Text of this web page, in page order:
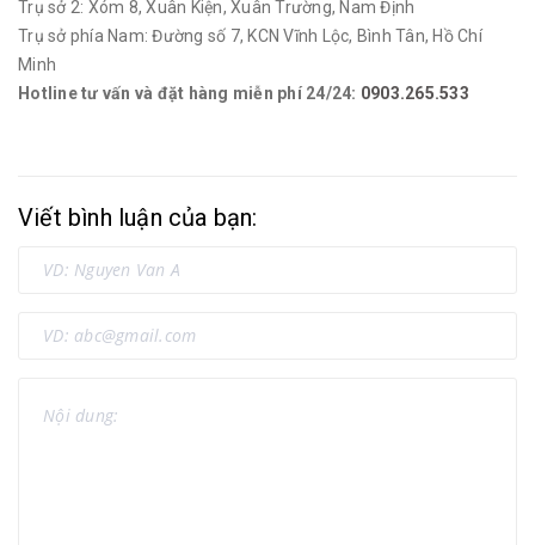
Trụ sở 2: Xóm 8, Xuân Kiện, Xuân Trường, Nam Định
Trụ sở phía Nam: Đường số 7, KCN Vĩnh Lộc, Bình Tân, Hồ Chí
Minh
Hotline tư vấn và đặt hàng miễn phí 24/24: 0903.265.533
Viết bình luận của bạn: